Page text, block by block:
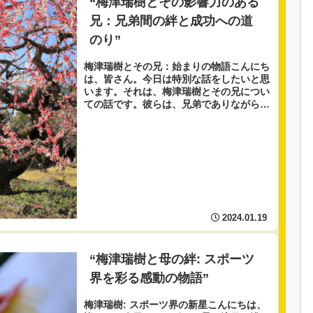
兄：兄弟間の絆と成功への道
のり”
梅津瑞樹とその兄：始まりの物語こんにち
は、皆さん。今日は特別な話をしたいと思
います。それは、梅津瑞樹とその兄につい
ての話です。彼らは、兄弟でありながら
2024.01.19
“梅津瑞樹と母の絆: スポーツ
界を彩る感動の物語”
梅津瑞樹: スポーツ界の新星こんにちは、